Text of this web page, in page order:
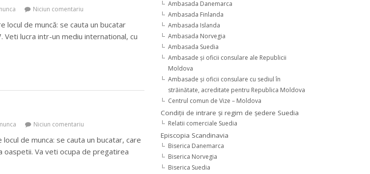
Niciun comentariu
locul de muncă: se cauta un bucatar
lucra intr-un mediu international, cu
Niciun comentariu
de munca: se cauta un bucatar, care
oaspetii. Va veti ocupa de pregatirea
Ambasada Danemarca
Ambasada Finlanda
Ambasada Islanda
Ambasada Norvegia
Ambasada Suedia
Ambasade şi oficii consulare ale Republicii
Moldova
Ambasade şi oficii consulare cu sediul în
străinătate, acreditate pentru Republica Moldova
Centrul comun de Vize – Moldova
Condiţii de intrare şi regim de şedere Suedia
Relatii comerciale Suedia
Episcopia Scandinavia
Biserica Danemarca
Biserica Norvegia
Biserica Suedia